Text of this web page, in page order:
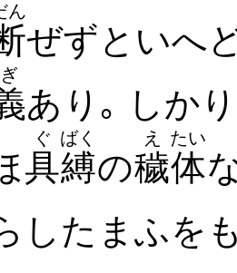
ん
ぜ​ず​と​いへ
ぎ
あり｡ しか
具
ぐ
縛
ばく
の穢
え
体
たい
し​たまふ​を